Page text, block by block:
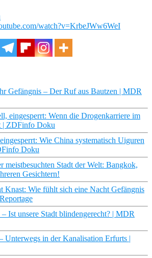
watch?v=KrbeJWw6WeI
Gefängnis – Der Ruf aus Bautzen | MDR
eingesperrt: Wenn die Drogenkarriere im
| ZDFinfo Doku
Wie China systematisch Uiguren
Doku
meistbesuchten Stadt der Welt: Bangkok,
Gesichtern!
Knast: Wie fühlt sich eine Nacht Gefängnis
Ist unsere Stadt blindengerecht? | MDR
Unterwegs in der Kanalisation Erfurts |